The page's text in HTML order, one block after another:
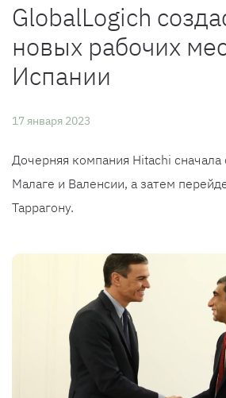
GlobalLogich
новых рабочих
Испании
17 января 2023
Дочерняя компания Hitachi сначала
Малаге и Валенсии, а затем
Таррагону.